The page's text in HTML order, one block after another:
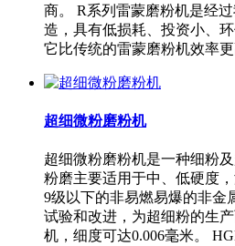
商。 R系列雷蒙磨粉机是经
造，具有低损耗、投资小、
它比传统的雷蒙磨粉机效率更
超细微粉磨粉机
超细微粉磨粉机是一种细粉
粉磨主要适用于中、低硬度
9级以下的非易燃易爆的非金
试验和改进，为超细粉的生
机，细度可达0.006毫米。